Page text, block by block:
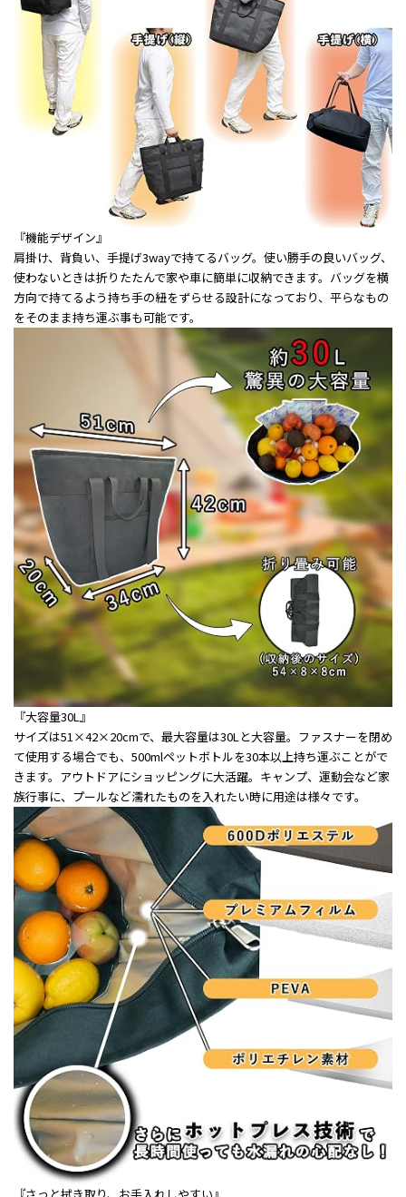
『機能デザイン』
肩掛け、背負い、手提げ3wayで持てるバッグ。使い勝手の良いバッグ、
使わないときは折りたたんで家や車に簡単に収納できます。バッグを横
方向で持てるよう持ち手の紐をずらせる設計になっており、平らなもの
をそのまま持ち運ぶ事も可能です。
『大容量30L』
サイズは51×42×20cmで、最大容量は30Lと大容量。ファスナーを閉め
て使用する場合でも、500mlペットボトルを30本以上持ち運ぶことがで
きます。アウトドアにショッピングに大活躍。キャンプ、運動会など家
族行事に、プールなど濡れたものを入れたい時に用途は様々です。